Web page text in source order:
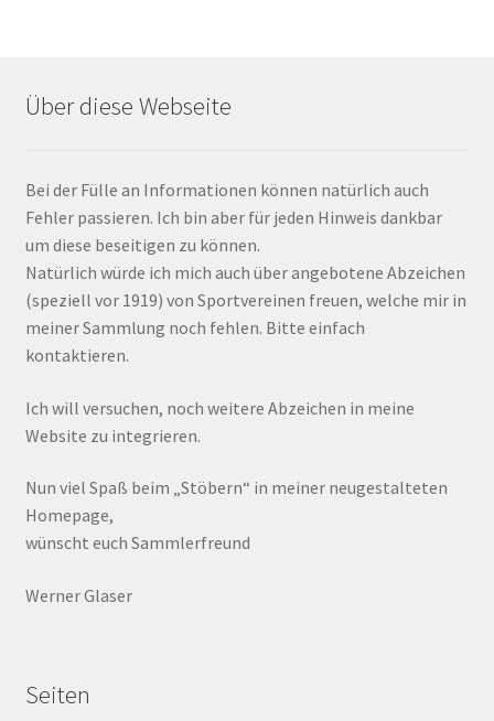
Über diese Webseite
Bei der Fülle an Informationen können natürlich auch
Fehler passieren. Ich bin aber für jeden Hinweis dankbar
um diese beseitigen zu können.
Natürlich würde ich mich auch über angebotene Abzeichen
(speziell vor 1919) von Sportvereinen freuen, welche mir in
meiner Sammlung noch fehlen. Bitte einfach
kontaktieren.
Ich will versuchen, noch weitere Abzeichen in meine
Website zu integrieren.
Nun viel Spaß beim „Stöbern“ in meiner neugestalteten
Homepage,
wünscht euch Sammlerfreund
Werner Glaser
Seiten